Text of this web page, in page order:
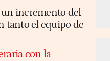
incremento del
tanto el equipo de
con la